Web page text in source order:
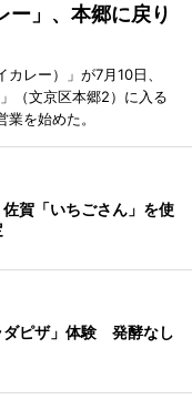
ー」、本郷に戻り
レー）」が7月10日、
（文京区本郷2）に入る
を始めた。
賀「いちごさん」を使
ダピザ」体験 発酵なし